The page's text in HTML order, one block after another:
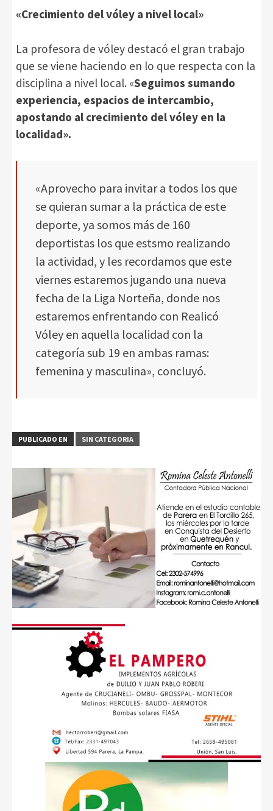
«Crecimiento del vóley a nivel local»
La profesora de vóley destacó el gran trabajo
que se viene haciendo en lo que respecta con la
disciplina a nivel local. «Seguimos sumando
experiencia, espacios de intercambio,
apostando al crecimiento del vóley en la
localidad».
«Aprovecho para invitar a todos los que
se quieran sumar a la práctica de este
deporte, ya somos más de 160
deportistas los que estsmo realizando
la actividad, y les recordamos que este
viernes estaremos jugando una nueva
fecha de la Liga Norteña, donde nos
estaremos enfrentando con Realicó
Vóley en aquella localidad con la
categoría sub 19 en ambas ramas:
femenina y masculina», concluyó.
PUBLICADO EN SIN CATEGORIA